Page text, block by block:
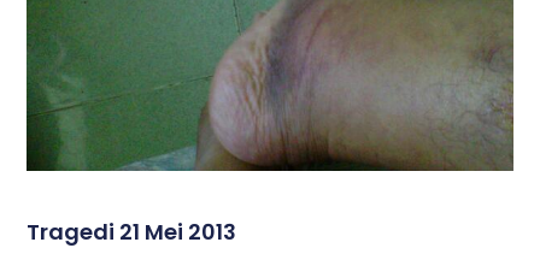
Tragedi 21 Mei 2013